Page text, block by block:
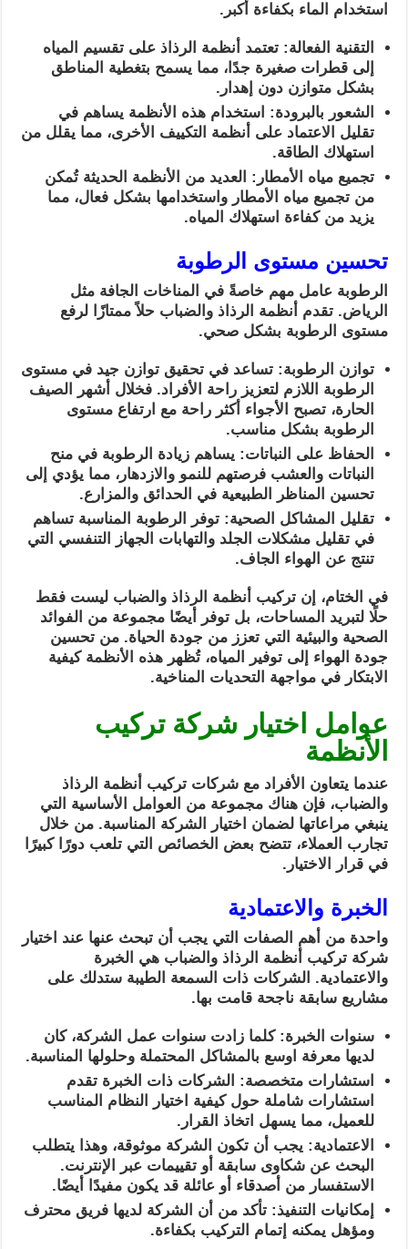
استخدام الماء بكفاءة أكبر.
التقنية الفعالة: تعتمد أنظمة الرذاذ على تقسيم المياه
إلى قطرات صغيرة جدًا، مما يسمح بتغطية المناطق
بشكل متوازن دون إهدار.
الشعور بالبرودة: استخدام هذه الأنظمة يساهم في
تقليل الاعتماد على أنظمة التكييف الأخرى، مما يقلل من
استهلاك الطاقة.
تجميع مياه الأمطار: العديد من الأنظمة الحديثة تُمكن
من تجميع مياه الأمطار واستخدامها بشكل فعال، مما
يزيد من كفاءة استهلاك المياه.
تحسين مستوى الرطوبة
الرطوبة عامل مهم خاصةً في المناخات الجافة مثل
الرياض. تقدم أنظمة الرذاذ والضباب حلاً ممتازًا لرفع
مستوى الرطوبة بشكل صحي.
توازن الرطوبة: تساعد في تحقيق توازن جيد في مستوى
الرطوبة اللازم لتعزيز راحة الأفراد. فخلال أشهر الصيف
الحارة، تصبح الأجواء أكثر راحة مع ارتفاع مستوى
الرطوبة بشكل مناسب.
الحفاظ على النباتات: يساهم زيادة الرطوبة في منح
النباتات والعشب فرصتهم للنمو والازدهار، مما يؤدي إلى
تحسين المناظر الطبيعية في الحدائق والمزارع.
تقليل المشاكل الصحية: توفر الرطوبة المناسبة تساهم
في تقليل مشكلات الجلد والتهابات الجهاز التنفسي التي
تنتج عن الهواء الجاف.
في الختام، إن تركيب أنظمة الرذاذ والضباب ليست فقط
حلًا لتبريد المساحات، بل توفر أيضًا مجموعة من الفوائد
الصحية والبيئية التي تعزز من جودة الحياة. من تحسين
جودة الهواء إلى توفير المياه، تُظهر هذه الأنظمة كيفية
الابتكار في مواجهة التحديات المناخية.
عوامل اختيار شركة تركيب
الأنظمة
عندما يتعاون الأفراد مع شركات تركيب أنظمة الرذاذ
والضباب، فإن هناك مجموعة من العوامل الأساسية التي
ينبغي مراعاتها لضمان اختيار الشركة المناسبة. من خلال
تجارب العملاء، تتضح بعض الخصائص التي تلعب دورًا كبيرًا
في قرار الاختيار.
الخبرة والاعتمادية
واحدة من أهم الصفات التي يجب أن تبحث عنها عند اختيار
شركة تركيب أنظمة الرذاذ والضباب هي الخبرة
والاعتمادية. الشركات ذات السمعة الطيبة ستدلك على
مشاريع سابقة ناجحة قامت بها.
سنوات الخبرة: كلما زادت سنوات عمل الشركة، كان
لديها معرفة اوسع بالمشاكل المحتملة وحلولها المناسبة.
استشارات متخصصة: الشركات ذات الخبرة تقدم
استشارات شاملة حول كيفية اختيار النظام المناسب
للعميل، مما يسهل اتخاذ القرار.
الاعتمادية: يجب أن تكون الشركة موثوقة، وهذا يتطلب
البحث عن شكاوى سابقة أو تقييمات عبر الإنترنت.
الاستفسار من أصدقاء أو عائلة قد يكون مفيدًا أيضًا.
إمكانيات التنفيذ: تأكد من أن الشركة لديها فريق محترف
ومؤهل يمكنه إتمام التركيب بكفاءة.